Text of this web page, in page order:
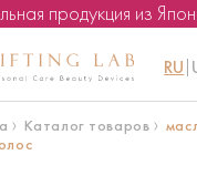
продукция из
RU
Каталог товаров